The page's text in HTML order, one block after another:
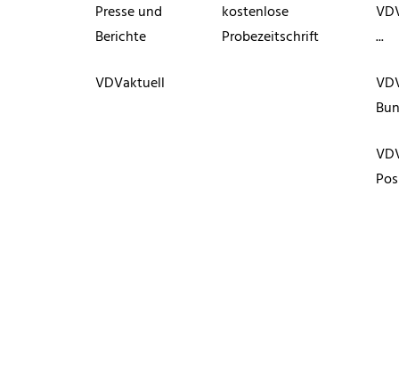
Presse und
Berichte
VDVaktuell
kostenlose
Probezeitschrift
...